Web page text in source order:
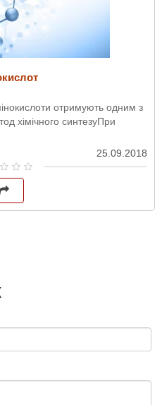
отримують одним з
хімічного синтезуПри
25.09.2018